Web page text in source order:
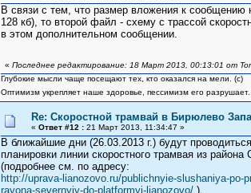
В связи с тем, что размер вложения к
128 кб), то второй файл - схему с трассой
в этом дополнительном сообщении.
« Последнее редактирование: 18 Март 2013, 00:13:01 от
Глубокие мысли чаще посещают тех, кто оказался на мели. (c)
Оптимизм укрепляет наше здоровье, пессимизм его
Re: Скоростной трамвай в Бирюлево
« Ответ #12 : 21 Март 2013, 11:34:47 »
В ближайшие дни (26.03.2013 г.) будут
планировки линии скоростного трамвая из
(подробнее см. по адресу:
http://uprava-lianozovo.ru/publichnyie-slushaniya-
rayona-severnyiy-do-platformyi-lianozovo/ ).